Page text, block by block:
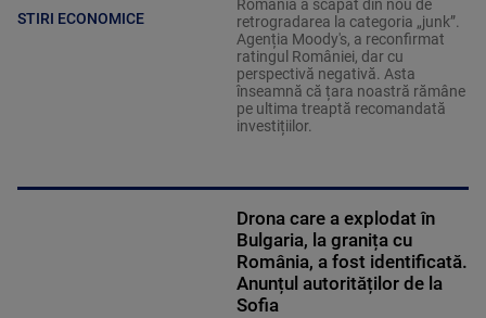
STIRI ECONOMICE
România a scapat din nou de
retrogradarea la categoria „junk”.
Agenția Moody's, a reconfirmat
ratingul României, dar cu
perspectivă negativă. Asta
înseamnă că țara noastră rămâne
pe ultima treaptă recomandată
investițiilor.
Drona care a explodat în
Bulgaria, la granița cu
România, a fost identificată.
Anunțul autorităților de la
Sofia